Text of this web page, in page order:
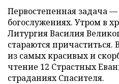
Первостепенная задача —
богослужениях. Утром в
Литургия Василия
стараются
из самых красивых и
чтение 12 Страстных
страданиях Спасителя.